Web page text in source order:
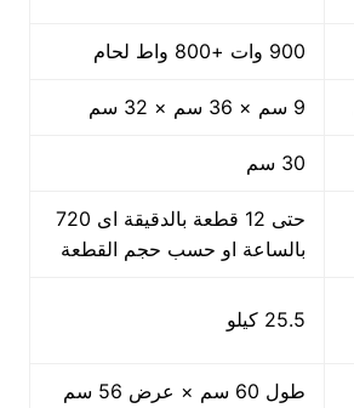
900 وات +800 واط لحام
9 سم × 36 سم × 32 سم
30 سم
حتى 12 قطعة بالدقيقة اى 720
بالساعة او حسب حجم القطعة
25.5 كيلو
طول 60 سم × عرض 56 سم